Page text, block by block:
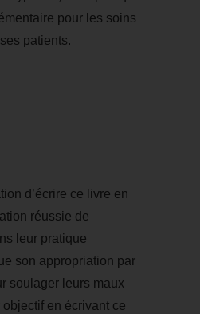
pour les soins
patients.
d’écrire ce livre en
réussie de
leur pratique
son appropriation par
soulager leurs maux
en écrivant ce